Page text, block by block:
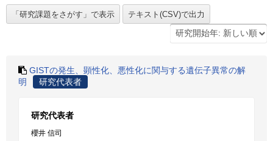
GISTの発生、顕性化、悪性化に関与する遺伝子異常の解
明
研究代表者
研究代表者
櫻井 信司